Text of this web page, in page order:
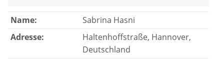
Name:
Sabrina Hasni
Adresse:
Haltenhoffstraße, Hannover,
Deutschland